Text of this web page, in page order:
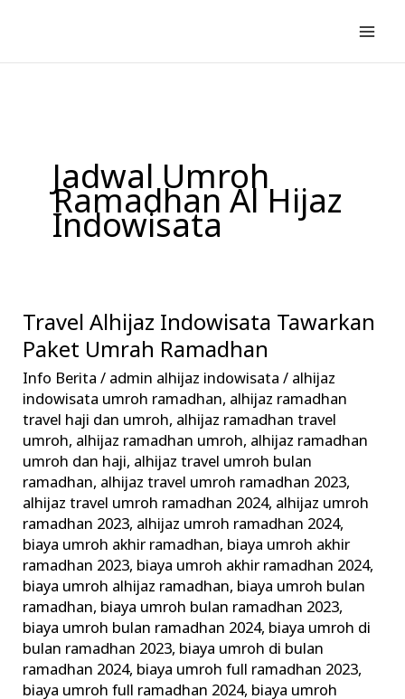
konten
Jadwal Umroh
Ramadhan Al Hijaz
Indowisata
Travel Alhijaz Indowisata Tawarkan
Paket Umrah Ramadhan
Info Berita / admin alhijaz indowisata/ alhijaz
indowisata umroh ramadhan, alhijaz ramadhan
travel haji dan umroh, alhijaz ramadhan travel
umroh, alhijaz ramadhan umroh, alhijaz ramadhan
umroh dan haji, alhijaz travel umroh bulan
ramadhan, alhijaz travel umroh ramadhan 2023,
alhijaz travel umroh ramadhan 2024, alhijaz umroh
ramadhan 2023, alhijaz umroh ramadhan 2024,
biaya umroh akhir ramadhan, biaya umroh akhir
ramadhan 2023, biaya umroh akhir ramadhan 2024,
biaya umroh alhijaz ramadhan, biaya umroh bulan
ramadhan, biaya umroh bulan ramadhan 2023,
biaya umroh bulan ramadhan 2024, biaya umroh di
bulan ramadhan 2023, biaya umroh di bulan
ramadhan 2024, biaya umroh full ramadhan 2023,
biaya umroh full ramadhan 2024, biaya umroh
Travel
Alhijaz
Indowisata
Tawarkan
Paket
Umrah
Ramadhan